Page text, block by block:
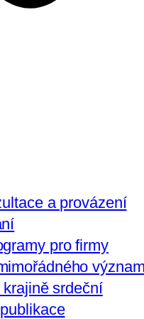
a provázení
pro firmy
srdeční